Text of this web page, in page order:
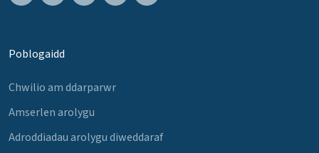
Poblogaidd
Chwilio am ddarparwr
Amserlen arolygu
Adroddiadau arolygu diweddaraf